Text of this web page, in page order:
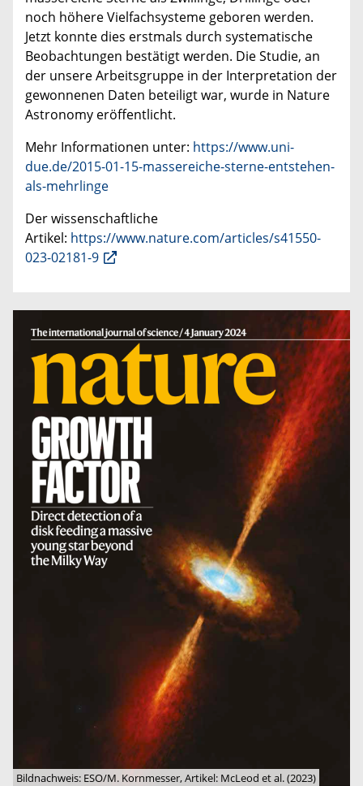
noch höhere Vielfachsysteme geboren werden.
Jetzt konnte dies erstmals durch systematische
Beobachtungen bestätigt werden. Die Studie, an
der unsere Arbeitsgruppe in der Interpretation der
gewonnenen Daten beteiligt war, wurde in Nature
Astronomy eröffentlicht.
Mehr Informationen unter: https://www.uni-
due.de/2015-01-15-massereiche-sterne-entstehen-
als-mehrlinge
Der wissenschaftliche
Artikel: https://www.nature.com/articles/s41550-
023-02181-9
Bildnachweis: ESO/M. Kornmesser, Artikel: McLeod et al. (2023)